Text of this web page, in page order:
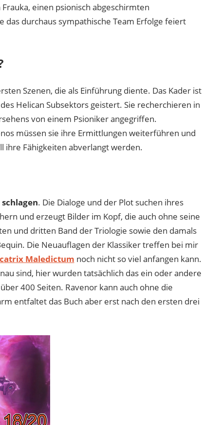
einen psionisch abgeschirmten
das durchaus sympathische Team Erfolge feiert
Szenen, die als Einführung diente. Das Kader ist
Helican Subsektors geistert. Sie recherchieren in
von einem Psioniker angegriffen.
müssen sie ihre Ermittlungen weiterführen und
ihre Fähigkeiten abverlangt werden.
. Die Dialoge und der Plot suchen ihres
und erzeugt Bilder im Kopf, die auch ohne seine
und dritten Band der Triologie sowie den damals
Die Neuauflagen der Klassiker treffen bei mir
Maledictum noch nicht so viel anfangen kann.
sind, hier wurden tatsächlich das ein oder andere
400 Seiten. Ravenor kann auch ohne die
entfaltet das Buch aber erst nach den ersten drei